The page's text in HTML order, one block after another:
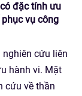
đặc tính ưu
vụ công
cứu liên
hành vi. Mặt
cứu về thần